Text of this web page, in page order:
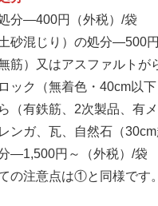
分—400円（外税）/袋
砂混じり）の処分—500
筋）又はアスファルト
ック（無着色・40cm以
（有鉄筋、2次製品、
ンガ、瓦、自然石（
—1,500円～（外税）/袋
の注意点は①と同様です。